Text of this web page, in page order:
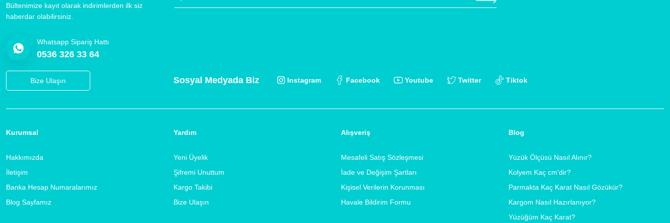
Bültenimize kayıt olarak indirimlerden ilk siz
haberdar olabilirsiniz.
Whatsapp Sipariş Hattı
0536 326 33 64
Bize Ulaşın Sosyal Medyada Biz Instagram Facebook Youtube Twitter Tiktok
Kurumsal
Hakkımızda
İletişim
Banka Hesap Numaralarımız
Blog Sayfamız
Yardım
Yeni Üyelik
Şifremi Unuttum
Kargo Takibi
Bize Ulaşın
Alışveriş
Mesafeli Satış Sözleşmesi
İade ve Değişim Şartları
Kişisel Verilerin Korunması
Havale Bildirim Formu
Blog
Yüzük Ölçüsü Nasıl Alınır?
Kolyem Kaç cm'dir?
Parmakta Kaç Karat Nasıl Gözükür?
Kargom Nasıl Hazırlanıyor?
Yüzüğüm Kaç Karat?